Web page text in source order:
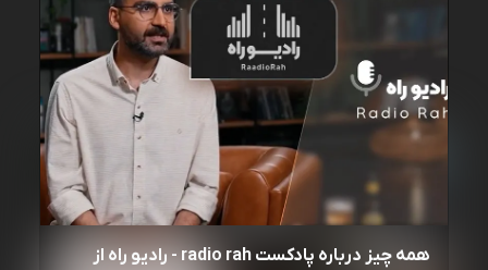
همه چیز درباره پادکست radio rah - رادیو راه از